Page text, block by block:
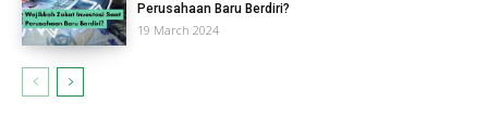
Perusahaan Baru Berdiri?
19 March 2024